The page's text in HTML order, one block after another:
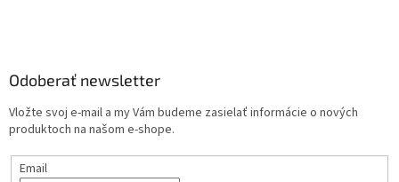
Odoberať newsletter
Vložte svoj e-mail a my Vám budeme zasielať informácie o nových
produktoch na našom e-shope.
Email